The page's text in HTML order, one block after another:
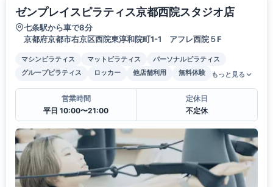
ゼンプレイスピラティス京都西院スタジオ店
七条駅から車で8分
京都府京都市右京区西院東淳和院町1-1 アフレ西院５F
マシンピラティス マットピラティス
パーソナルピラティス
グループピラティス
ロッカー 他店舗利用 無料体験 もっと見る
営業時間
平日 10:00〜21:00
定休日
不定休